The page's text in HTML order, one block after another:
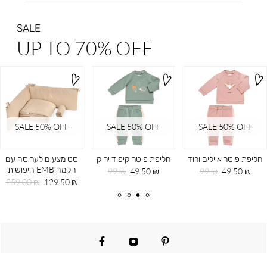
SALE
UP TO 70% OFF
SALE 50% OFF
סט מצעים לעריסה עם
רקמה EMB חיפושית
מחיר
129.50 ₪
מחיר
259.00 ₪
SALE 50% OFF
חליפת פוטר קיפוד ירוק
מחיר
49.50 ₪
מחיר
99 ₪
SALE 50% OFF
חליפת פוטר איילים ורוד
מחיר
49.50 ₪
מחיר
99 ₪
pinterest
instagram
facebook